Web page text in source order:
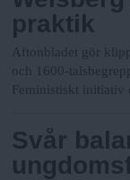
praktik
Aftonbladet gör
och 1600-
Feministiskt initiativ
Svår